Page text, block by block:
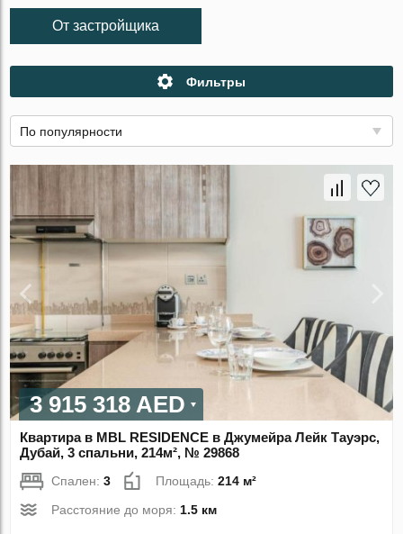
От застройщика
Фильтры
По популярности
3 915 318 AED
Квартира в MBL RESIDENCE в Джумейра Лейк Тауэрс,
Дубай, 3 спальни, 214м², № 29868
Спален:3 Площадь:214 м²
Расстояние до моря: 1.5 км